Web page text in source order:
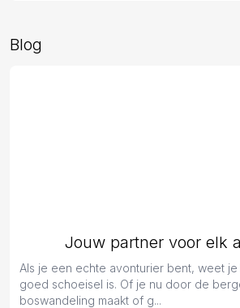
Blog
Jouw partner voor elk
Als je een echte avonturier bent, weet
goed schoeisel is. Of je nu door de
boswandeling maakt of g...